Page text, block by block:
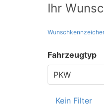
Ihr
Fahrzeugtyp
Kein Filter